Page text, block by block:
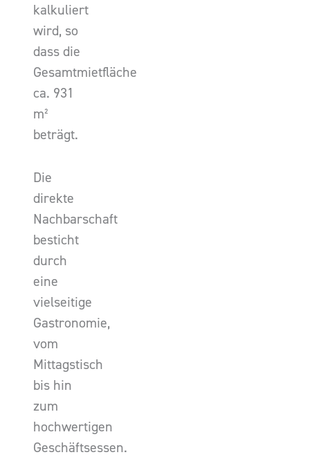
kalkuliert
wird, so
dass die
Gesamtmietfläche
ca. 931
m²
beträgt.
Die
direkte
Nachbarschaft
besticht
durch
eine
vielseitige
Gastronomie,
vom
Mittagstisch
bis hin
zum
hochwertigen
Geschäftsessen.